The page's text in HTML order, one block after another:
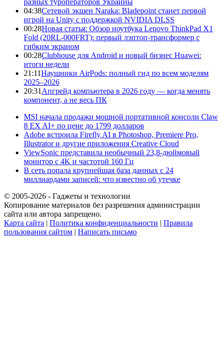
04:38Сетевой экшен Naraka: Bladepoint станет первой
игрой на Unity с поддержкой NVIDIA DLSS
00:28Новая статья: Обзор ноутбука Lenovo ThinkPad X1
Fold (20RL-000FRT): первый лэптоп-трансформер с
гибким экраном
00:28Clubhouse для Android и новый бизнес Huawei:
итоги недели
21:11Наушники AirPods: полный гид по всем моделям
2025–2026
20:31 Апгрейд компьютера в 2026 году — когда менять
компонент, а не весь ПК
MSI начала продажи мощной портативной консоли Claw
8 EX AI+ по цене до 1799 долларов
Adobe встроила Firefly AI в Photoshop, Premiere Pro,
Illustrator и другие приложения Creative Cloud
ViewSonic представила необычный 23,8-дюймовый
монитор с 4K и частотой 160 Гц
В сеть попала крупнейшая база данных с 24
миллиардами записей: что известно об утечке
© 2005-2026 - Гаджеты и технологии
Копирование материалов без разрешения администрации
сайта или автора запрещено.
Карта сайта | Политика конфиденциальности | Правила
пользования сайтом | Написать письмо